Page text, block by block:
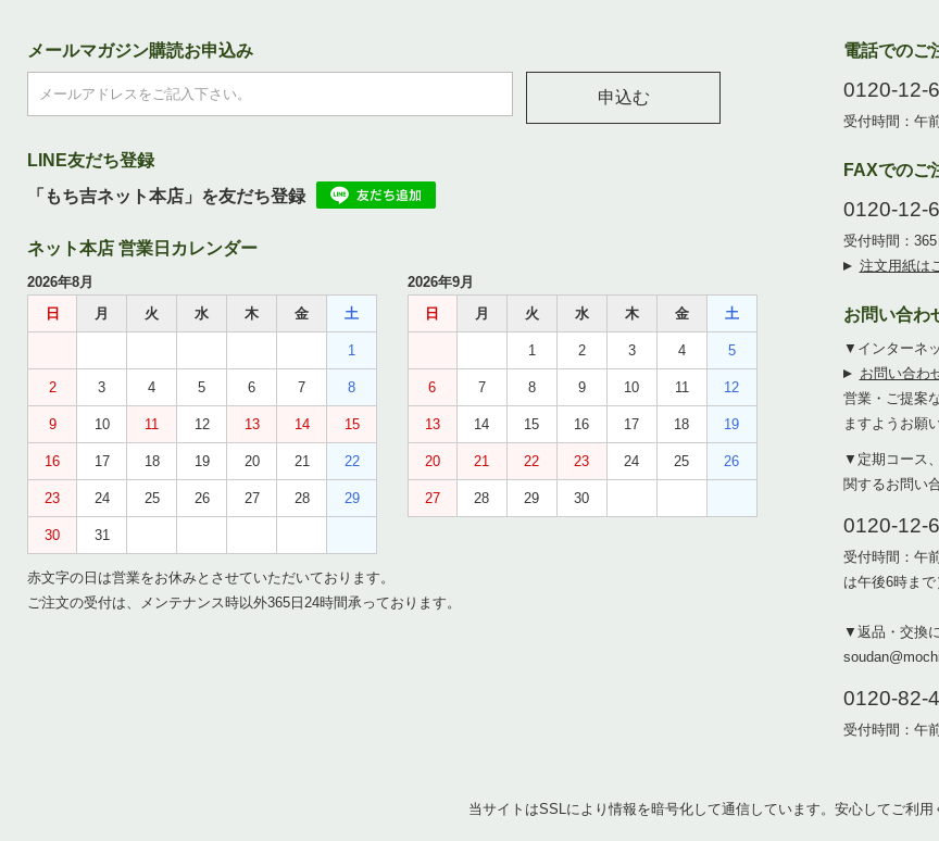
メールマガジン購読お申込み
申込む
LINE友だち登録
「もち吉ネット本店」を友だち登録
ネット本店 営業日カレンダー
2026年8月
日
月 火 水 木 金 土
1
2 3 4 5 6 7 8
9 10 11 12 13 14 15
16 17 18 19 20 21 22
23 24 25 26 27 28 29
30 31
2026年9月
日
月 火 水 木 金 土
1 2 3 4 5
6 7 8 9 10 11 12
13 14 15 16 17 18 19
20 21 22 23 24 25 26
27 28 29 30
赤文字の日は営業をお休みとさせていただいております。
ご注文の受付は、メンテナンス時以外365日24時間承っております。
電話でのご
0120-12-
受付時間：午
FAXでのご
0120-12-
受付時間：365
注文用紙は
お問い合わ
▼インターネ
お問い合わ
営業・ご提案
ますようお願
▼定期コース
関するお問い
0120-12-
受付時間：午
は午後6時まで
▼返品・交換
0120-82-
受付時間：午
当サイトはSSLにより情報を暗号化して通信しています。安心してご利用